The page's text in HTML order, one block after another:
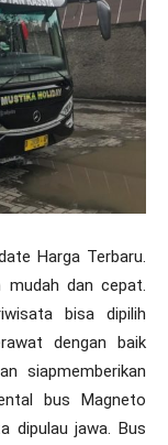
Harga Terbaru.
mudah dan cepat.
bisa dipilih
dengan baik
siapmemberikan
bus Magneto
dipulau jawa. Bus